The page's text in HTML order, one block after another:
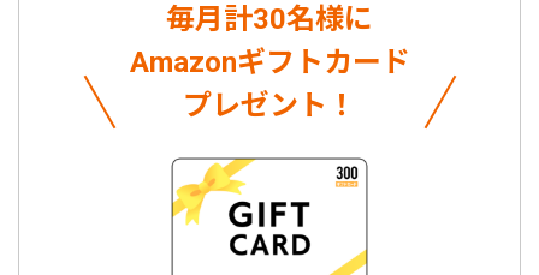
毎月計30名様に
Amazonギフトカード
プレゼント！